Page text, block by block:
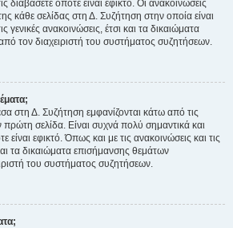
διαβάσετε όποτε είναι εφικτό. Οι ανακοινώσεις
κάθε σελίδας στη Δ. Συζήτηση στην οποία είναι
γενικές ανακοινώσεις, έτσι και τα δικαιώματα
τον διαχειριστή του συστήματος συζητήσεων.
στη Δ. Συζήτηση εμφανίζονται κάτω από τις
πρώτη σελίδα. Είναι συχνά πολύ σημαντικά και
είναι εφικτό. Όπως και με τις ανακοινώσεις και τις
τα δικαιώματα επισήμανσης θεμάτων
του συστήματος συζητήσεων.